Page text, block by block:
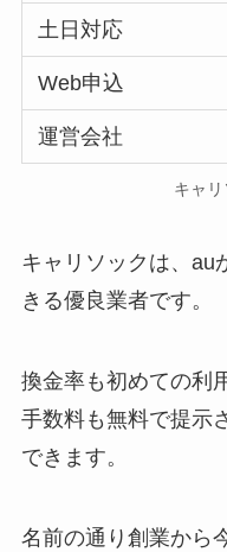
土日対応
Web申込
運営会社
キャ
キャリソックは、au
きる優良業者です。
換金率も初めての利
手数料も無料で提示
できます。
名前の通り創業から